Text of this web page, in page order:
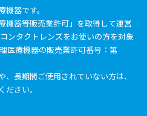
器です。
機器等販売業許可」を取得して運営
ンタクトレンズをお使いの方を対象
医療機器の販売業許可番号：第
長期間ご使用されていない方は、
さい。